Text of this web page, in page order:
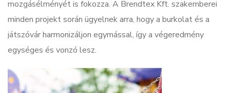
mozgásélményét is fokozza. A Brendtex Kft. szakemberei
minden projekt során ügyelnek arra, hogy a burkolat és a
játszóvár harmonizáljon egymással, így a végeredmény
egységes és vonzó lesz.